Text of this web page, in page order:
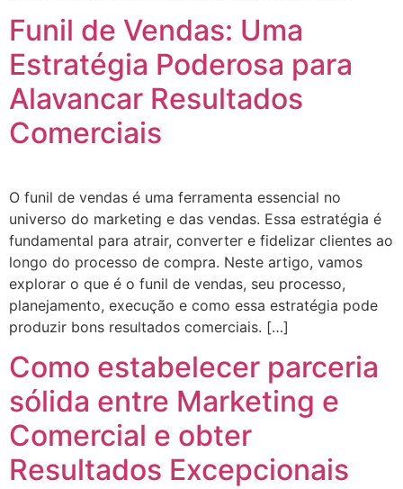
Funil de Vendas: Uma
Estratégia Poderosa para
Alavancar Resultados
Comerciais
O funil de vendas é uma ferramenta essencial no
universo do marketing e das vendas. Essa estratégia é
fundamental para atrair, converter e fidelizar clientes ao
longo do processo de compra. Neste artigo, vamos
explorar o que é o funil de vendas, seu processo,
planejamento, execução e como essa estratégia pode
produzir bons resultados comerciais. […]
Como estabelecer parceria
sólida entre Marketing e
Comercial e obter
Resultados Excepcionais